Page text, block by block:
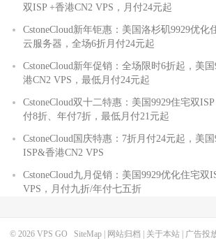
双ISP +香港CN2 VPS，月付24元起
CstoneCloud新年钜惠：美国洛杉矶9929优化
云服务器，全场6折月付24元起
CstoneCloud新年促销：全场限时6折起，美
港CN2 VPS，最低月付24元起
CstoneCloud双十二特惠：美国9929住宅双
付8折、年付7折，最低月付21元起
CstoneCloud国庆特惠：7折月付24元起，美
ISP&香港CN2 VPS
CstoneCloud九月促销：美国9929优化住宅双
VPS，月付九折/年付七五折
© 2026 VPS GO SiteMap| 网站归档 | 关于本站| 广告投